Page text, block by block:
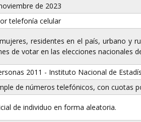
de 2023
telefonía celular
residentes en el país, urbano y
de votar en las elecciones nacionales
2011 - Instituto Nacional de
de números telefónicos, con cuotas
de individuo en forma aleatoria.